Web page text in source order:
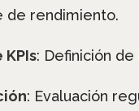
de rendimiento.
: Definición
: Evaluación